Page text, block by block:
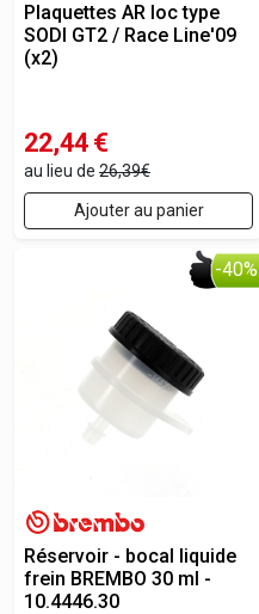
Plaquettes AR loc type
SODI GT2 / Race Line'09
(x2)
22,44 €
au lieu de 26,39€
Ajouter au panier
-40%
Réservoir - bocal liquide
frein BREMBO 30 ml -
10.4446.30